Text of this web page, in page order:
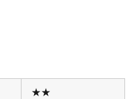
★★